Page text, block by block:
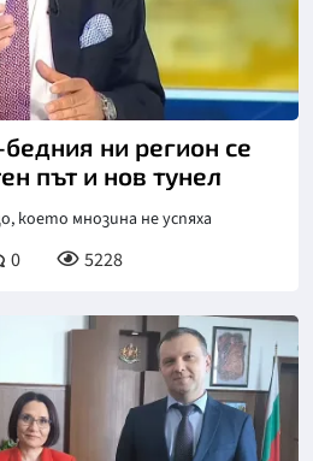
ни регион се
път и нов тунел
което мнозина не успяха
0 5228